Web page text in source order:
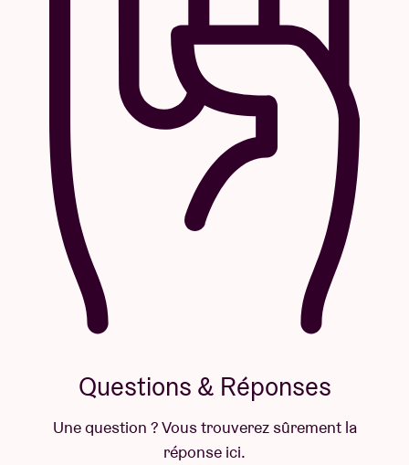
Questions & Réponses
Une question ? Vous trouverez sûrement la
réponse ici.